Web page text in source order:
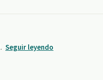
Seguir leyendo